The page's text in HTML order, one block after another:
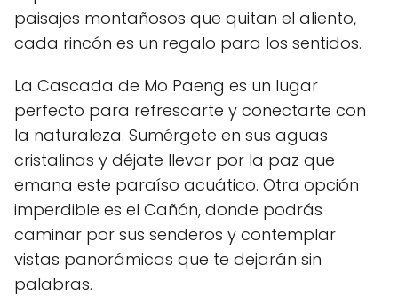
paisajes montañosos que quitan el aliento,
cada rincón es un regalo para los sentidos.
La Cascada de Mo Paeng es un lugar
perfecto para refrescarte y conectarte con
la naturaleza. Sumérgete en sus aguas
cristalinas y déjate llevar por la paz que
emana este paraíso acuático. Otra opción
imperdible es el Cañón, donde podrás
caminar por sus senderos y contemplar
vistas panorámicas que te dejarán sin
palabras.